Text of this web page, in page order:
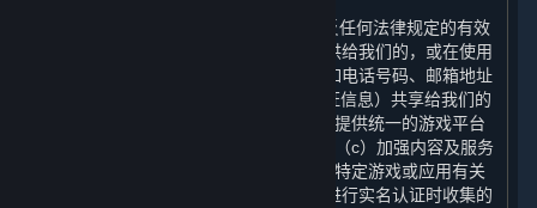
（2） 您在购买内容和服务后，在不违反任何法律规定的有效
审批要求的前提下，我们可能会将您提供给我们的，或在使用
我们的内容及服务时产生的部分数据，如电话号码、邮箱地址
及IP地址、用户名及头像（不含实名认证信息）共享给我们的
许可方或其他合作伙伴，以便为您（a）提供统一的游戏平台
体验；（b）提供维护和游戏相关服务；（c）加强内容及服务
的安全性；以及（d）向您发送与订阅及特定游戏或应用有关
的商业信息。对于我们在您根据本政策进行实名认证时收集的